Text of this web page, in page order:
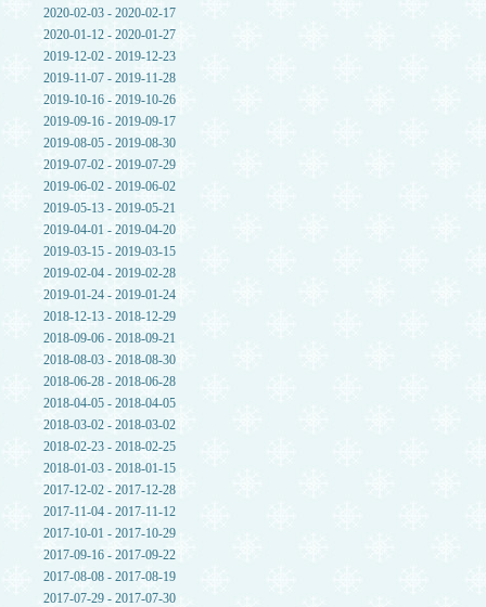
2020-02-03 - 2020-02-17
2020-01-12 - 2020-01-27
2019-12-02 - 2019-12-23
2019-11-07 - 2019-11-28
2019-10-16 - 2019-10-26
2019-09-16 - 2019-09-17
2019-08-05 - 2019-08-30
2019-07-02 - 2019-07-29
2019-06-02 - 2019-06-02
2019-05-13 - 2019-05-21
2019-04-01 - 2019-04-20
2019-03-15 - 2019-03-15
2019-02-04 - 2019-02-28
2019-01-24 - 2019-01-24
2018-12-13 - 2018-12-29
2018-09-06 - 2018-09-21
2018-08-03 - 2018-08-30
2018-06-28 - 2018-06-28
2018-04-05 - 2018-04-05
2018-03-02 - 2018-03-02
2018-02-23 - 2018-02-25
2018-01-03 - 2018-01-15
2017-12-02 - 2017-12-28
2017-11-04 - 2017-11-12
2017-10-01 - 2017-10-29
2017-09-16 - 2017-09-22
2017-08-08 - 2017-08-19
2017-07-29 - 2017-07-30